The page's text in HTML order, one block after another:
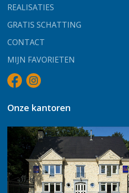
REALISATIES
GRATIS SCHATTING
CONTACT
MIJN FAVORIETEN
Onze kantoren